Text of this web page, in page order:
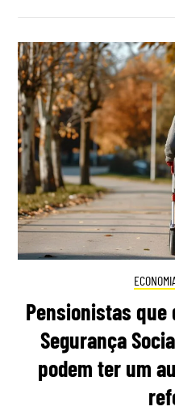
Pensionistas que
Segurança
podem ter um